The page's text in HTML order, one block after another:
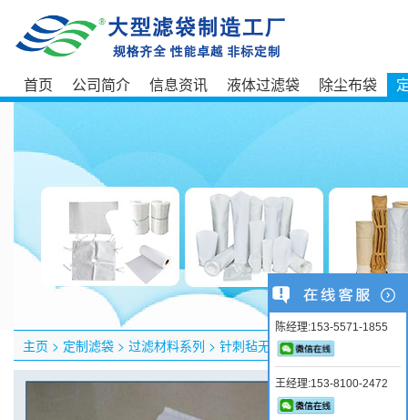
首页 公司简介 信息资讯 液体过滤袋 除尘布袋
主页 > 定制滤袋 > 过滤材料系列 > 针刺毡无纺布
陈经理:153-5571-1855
王经理:153-8100-2472